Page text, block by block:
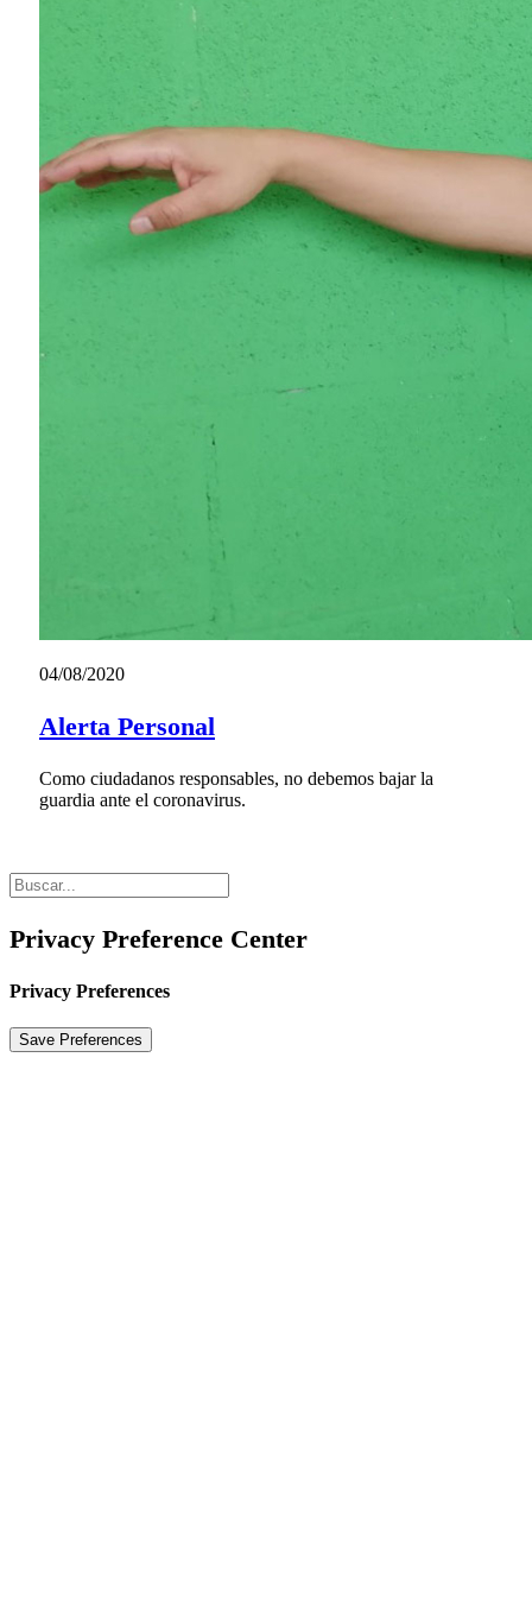
04/08/2020
Alerta Personal
Como ciudadanos responsables, no debemos bajar la
guardia ante el coronavirus.
Privacy Preference Center
Privacy Preferences